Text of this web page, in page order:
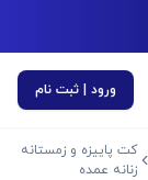
ورود | ثبت نام
کت پاییزه و زمستانه
زنانه عمده